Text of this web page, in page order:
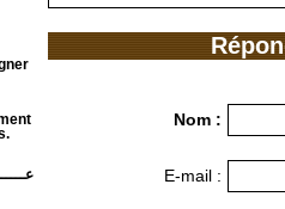
Nom :
E-mail :